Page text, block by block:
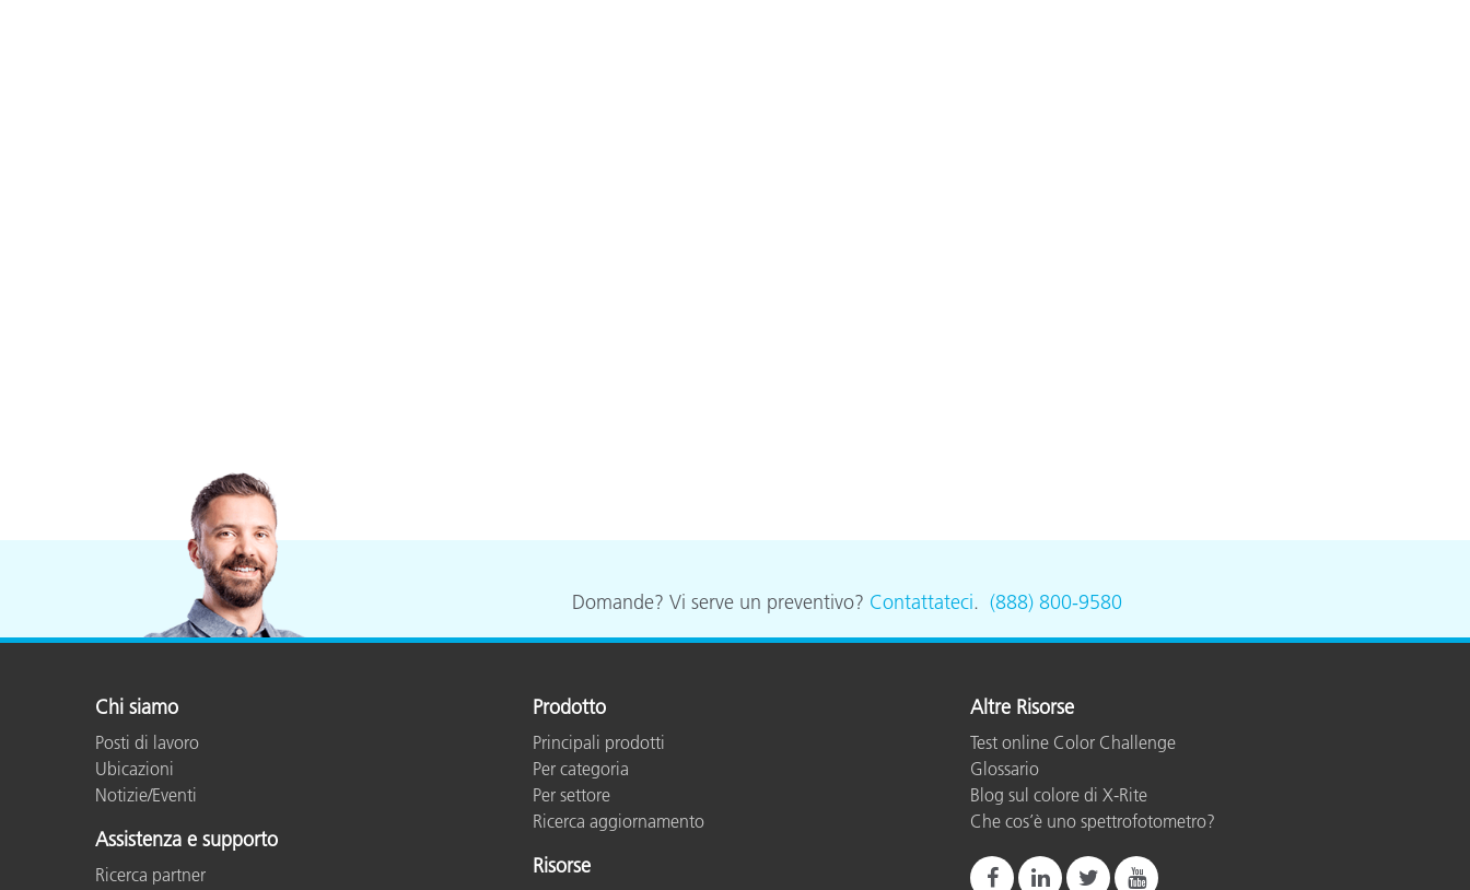
Domande? Vi serve un preventivo? Contattateci. (888) 800-9580
Chi siamo
Posti di lavoro
Ubicazioni
Notizie/Eventi
Assistenza e supporto
Ricerca partner
Prodotto
Principali prodotti
Per categoria
Per settore
Ricerca aggiornamento
Risorse
Altre Risorse
Test online Color Challenge
Glossario
Blog sul colore di X-Rite
Che cos’è uno spettrofotometro?